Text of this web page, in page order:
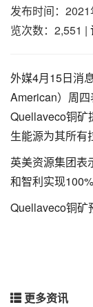
发布时间：
览次数：2,551 |
外媒4月15日消
American）周
Quellaveco铜矿
生能源为其所有
英美资源集团表
和智利实现
Quellaveco铜矿
更多资讯